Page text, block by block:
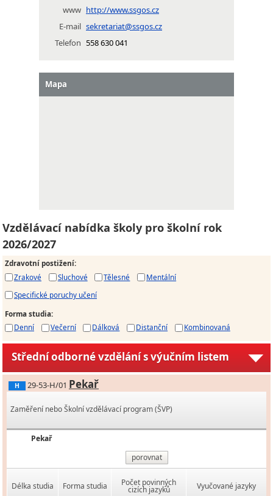
www http://www.ssgos.cz
E-mail sekretariat@ssgos.cz
Telefon 558 630 041
Mapa
Vzdělávací nabídka školy pro školní rok
2026/2027
Zdravotní postižení:
Zrakové
Sluchové Tělesné
Mentální
Specifické poruchy učení
Forma studia:
Denní
Večerní Dálková Distanční Kombinovaná
Střední odborné vzdělání s výučním listem
H 29-53-H/01 Pekař
Zaměření nebo Školní vzdělávací program (ŠVP)
Pekař
porovnat
Délka studia Forma studia Počet povinných
cizích jazyků Vyučované jazyky